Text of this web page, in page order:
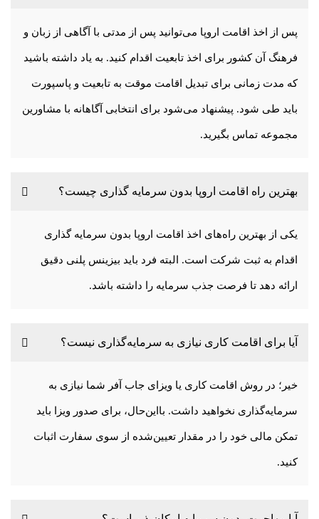
پس از اخذ اقامت اروپا می‌توانید پس از مدتی با آگاهی از زبان و
فرهنگ آن کشور برای اخذ تابعیت اقدام کنید. به یاد داشته باشید
که مدت زمانی برای تبدیل اقامت موقت به تابعیت و پاسپورت
باید طی شود. پیشنهاد می‌شود برای انتخابی آگاهانه با مشاورین
مجموعه تماس بگیرید.
بهترین راه اقامت اروپا بدون سرمایه گذاری چیست؟
یکی از بهترین راه‌های اخذ اقامت اروپا بدون سرمایه گذاری
اقدام به ثبت شرکت است. البته فرد باید بیزینس پلنی دقیق
ارائه دهد تا فرصت جذب سرمایه را داشته باشد.
آیا برای اقامت کاری نیازی به سرمایه‌گذاری نیست؟
خیر؛ در روش اقامت کاری یا ویزای جاب آفر شما نیازی به
سرمایه‌گذاری نخواهید داشت. با‌این‌حال، برای صدور ویزا باید
تمکن مالی خود را در مقدار تعیین‌شده از سوی سفارت اثبات
کنید.